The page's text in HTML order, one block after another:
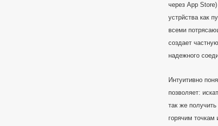
через App
устрйства как
всеми
создает
надежного
Интуитивно
позволяет:
так же
горячим